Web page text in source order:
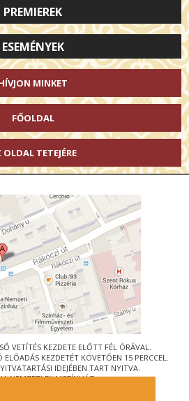
PREMIEREK
ESEMÉNYEK
MINKET
FŐOLDAL
OLDAL TETEJÉRE
VETÍTÉS KEZDETE ELŐTT FÉL ÓRÁVAL.
KEZDETÉT KÖVETŐEN 15 PERCCEL.
IDEJÉBEN TART NYITVA.
NEMZETI FILMSZÍNHÁZ